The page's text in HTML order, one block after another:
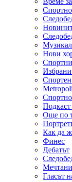
Нови
Още по
Как да
Финес
Дебатът
Гласът